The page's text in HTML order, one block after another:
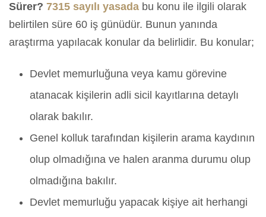
Sürer? 7315 sayılı yasada bu konu ile ilgili olarak
belirtilen süre 60 iş günüdür. Bunun yanında
araştırma yapılacak konular da belirlidir. Bu konular;
Devlet memurluğuna veya kamu görevine
atanacak kişilerin adli sicil kayıtlarına detaylı
olarak bakılır.
Genel kolluk tarafından kişilerin arama kaydının
olup olmadığına ve halen aranma durumu olup
olmadığına bakılır.
Devlet memurluğu yapacak kişiye ait herhangi